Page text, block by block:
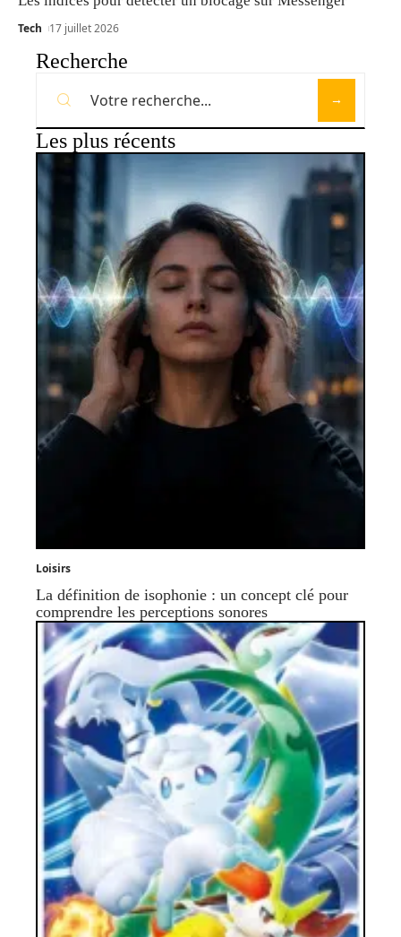
Tech 17 juillet 2026
Recherche
Les plus récents
Loisirs
La définition de isophonie : un concept clé pour
comprendre les perceptions sonores